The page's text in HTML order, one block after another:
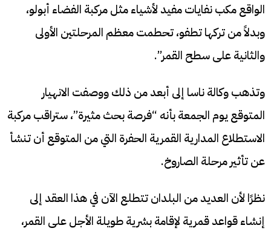
الواقع مكب نفايات مفيد لأشياء مثل مركبة الفضاء أبولو،
وبدلاً من تركها تطفو، تحطمت معظم المرحلتين الأولى
والثانية على سطح القمر”.
وتذهب وكالة ناسا إلى أبعد من ذلك ووصفت الانهيار
المتوقع يوم الجمعة بأنه “فرصة بحث مثيرة”، ستراقب مركبة
الاستطلاع المدارية القمرية الحفرة التي من المتوقع أن تنشأ
عن تأثير مرحلة الصاروخ.
نظرًا لأن العديد من البلدان تتطلع الآن في هذا العقد إلى
إنشاء قواعد قمرية لإقامة بشرية طويلة الأجل على القمر،